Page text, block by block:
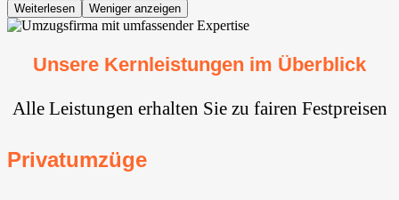
Weiterlesen Weniger anzeigen
Unsere Kernleistungen im Überblick
Alle Leistungen erhalten Sie zu fairen Festpreisen
Privatumzüge